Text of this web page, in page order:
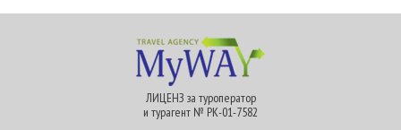
ЛИЦЕНЗ за туроператор
и турагент № РК-01-7582